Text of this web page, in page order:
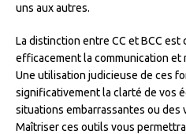
uns aux autres.
La distinction entre CC et BCC est
efficacement la communication
Une utilisation judicieuse de ces
significativement la clarté de vos
situations embarrassantes ou des
Maîtriser ces outils vous